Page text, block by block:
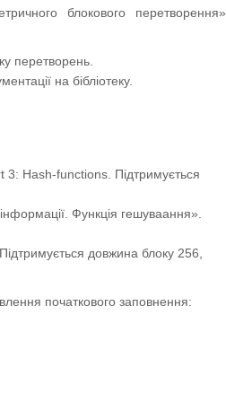
блокового перетворення».
перетворень.
на бібліотеку.
Hash-functions. Підтримується
Функція гешуваання».
довжина блоку 256,
початкового заповнення: